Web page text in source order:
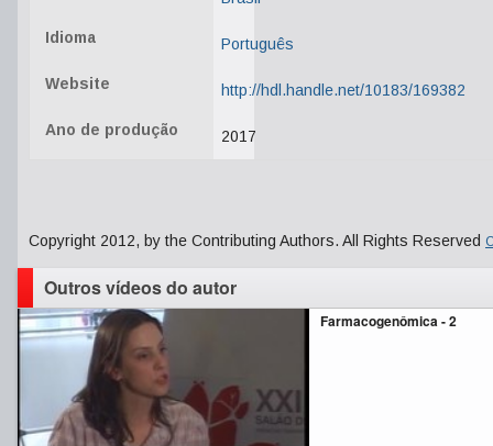
Idioma Português
Website http://hdl.handle.net/10183/169382
Ano de produção 2017
Copyright 2012, by the Contributing Authors. All Rights Reserved
Outros vídeos do autor
Farmacogenômica - 2